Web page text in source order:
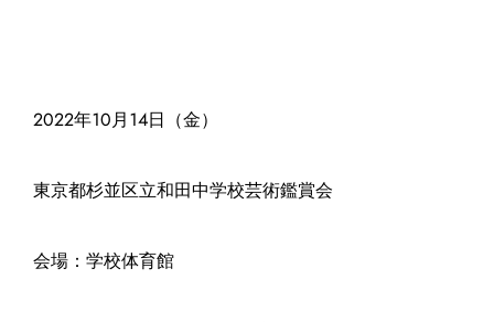
2022年10月14日（金）
東京都杉並区立和田中学校芸術鑑賞会
会場：学校体育館